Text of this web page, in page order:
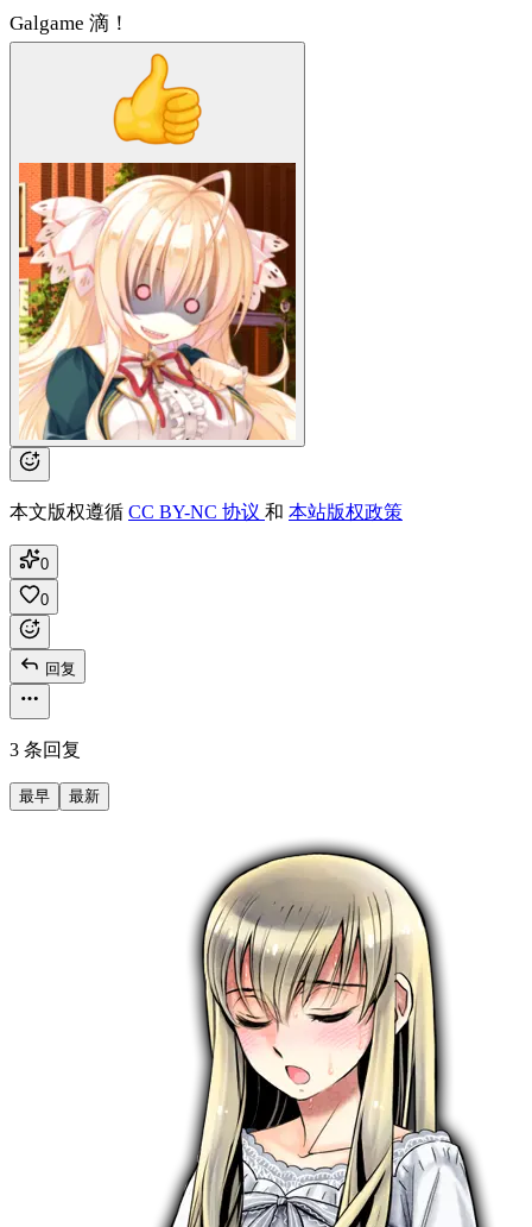
Galgame 滴！
本文版权遵循 CC BY-NC 协议 和 本站版权政策
0
0
回复
3 条回复
最早 最新